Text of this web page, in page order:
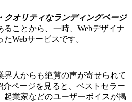
クオリティなランディングページ
ることから、一時、Webデザイナ
Webサービスです。
界人からも絶賛の声が寄せられて
介ページを見ると、ベストセラー
起業家などのユーザーボイスが掲